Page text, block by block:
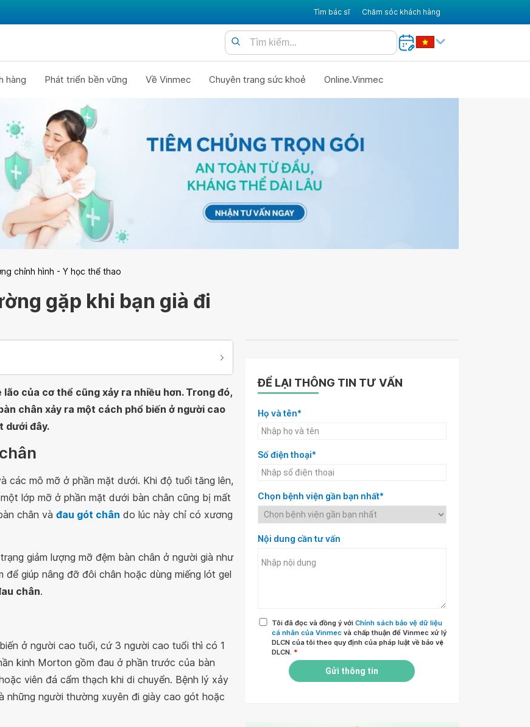
Tìm bác sĩ Chăm sóc khách hàng
hàng Phát triển bền vững Về Vinmec Chuyên trang sức khoẻ Online.Vinmec
chỉnh hình - Y học thể thao
gặp khi bạn già đi
của cơ thể cũng xảy ra nhiều hơn. Trong đó,
chân xảy ra một cách phổ biến ở người cao
dưới đây.
các mô mỡ ở phần mặt dưới. Khi độ tuổi tăng lên,
lớp mỡ ở phần mặt dưới bàn chân cũng bị mất
chân và đau gót chân do lúc này chỉ có xương
giảm lượng mỡ đệm bàn chân ở người già như
giúp nâng đỡ đôi chân hoặc dùng miếng lót gel
chân.
ở người cao tuổi, cứ 3 người cao tuổi thì có 1
kinh Morton gồm đau ở phần trước của bàn
viên đá cẩm thạch khi di chuyển. Bệnh lý xảy
những người thường xuyên đi giày cao gót hoặc
ĐỂ LẠI THÔNG TIN TƯ VẤN
Họ và tên*
Số điện thoại*
Chọn bệnh viện gần bạn nhất*
Nội dung cần tư vấn
Tôi đã đọc và đồng ý với Chính sách bảo vệ dữ liệu
cá nhân của Vinmec và chấp thuận để Vinmec xử lý
DLCN của tôi theo quy định của pháp luật về bảo vệ
DLCN. *
Gửi thông tin